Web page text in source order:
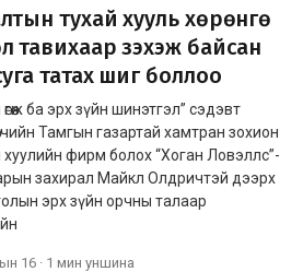
тухай хууль хөрөнгө
тавихаар зэхэж байсан
татах шиг боллоо
ба эрх зүйн шинэтгэл” сэдэвт
Тамгын газартай хамтран зохион
фирм болох “Хоган Ловэллс”-
захирал Майкл Олдричтэй дээрх
эрх зүйн орчны талаар
16 · 1 мин уншина